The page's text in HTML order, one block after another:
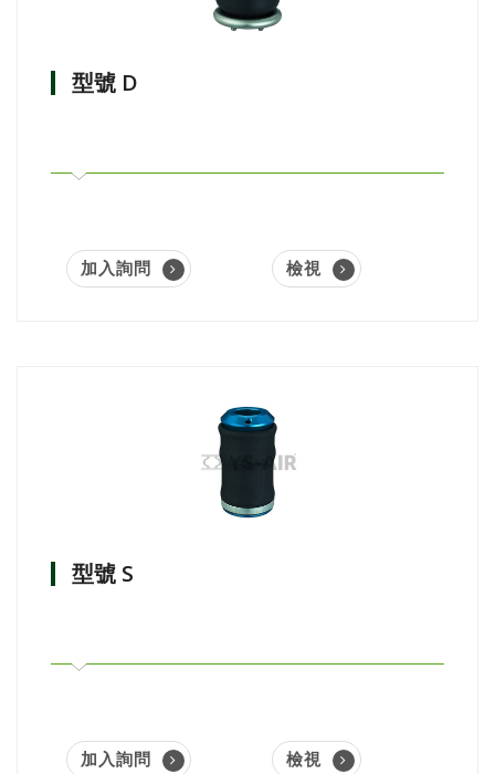
型號 D
加入詢問 檢視
型號 S
加入詢問 檢視